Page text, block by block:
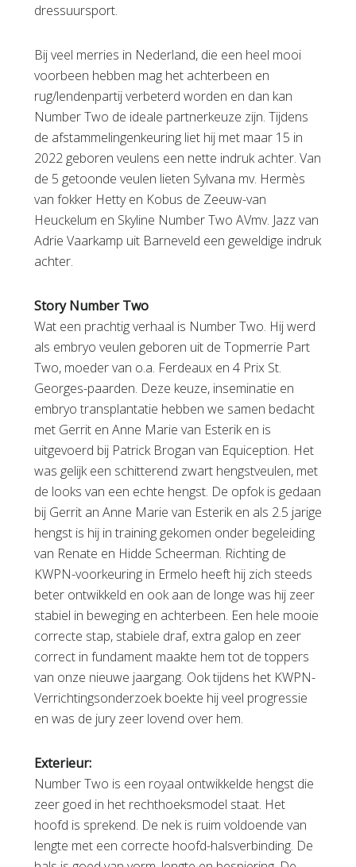
dressuursport.
Bij veel merries in Nederland, die een heel mooi
voorbeen hebben mag het achterbeen en
rug/lendenpartij verbeterd worden en dan kan
Number Two de ideale partnerkeuze zijn. Tijdens
de afstammelingenkeuring liet hij met maar 15 in
2022 geboren veulens een nette indruk achter. Van
de 5 getoonde veulen lieten Sylvana mv. Hermès
van fokker Hetty en Kobus de Zeeuw-van
Heuckelum en Skyline Number Two AVmv. Jazz van
Adrie Vaarkamp uit Barneveld een geweldige indruk
achter.
Story Number Two
Wat een prachtig verhaal is Number Two. Hij werd
als embryo veulen geboren uit de Topmerrie Part
Two, moeder van o.a. Ferdeaux en 4 Prix St.
Georges-paarden. Deze keuze, inseminatie en
embryo transplantatie hebben we samen bedacht
met Gerrit en Anne Marie van Esterik en is
uitgevoerd bij Patrick Brogan van Equiception. Het
was gelijk een schitterend zwart hengstveulen, met
de looks van een echte hengst. De opfok is gedaan
bij Gerrit an Anne Marie van Esterik en als 2.5 jarige
hengst is hij in training gekomen onder begeleiding
van Renate en Hidde Scheerman. Richting de
KWPN-voorkeuring in Ermelo heeft hij zich steeds
beter ontwikkeld en ook aan de longe was hij zeer
stabiel in beweging en achterbeen. Een hele mooie
correcte stap, stabiele draf, extra galop en zeer
correct in fundament maakte hem tot de toppers
van onze nieuwe jaargang. Ook tijdens het KWPN-
Verrichtingsonderzoek boekte hij veel progressie
en was de jury zeer lovend over hem.
Exterieur:
Number Two is een royaal ontwikkelde hengst die
zeer goed in het rechthoeksmodel staat. Het
hoofd is sprekend. De nek is ruim voldoende van
lengte met een correcte hoofd-halsverbinding. De